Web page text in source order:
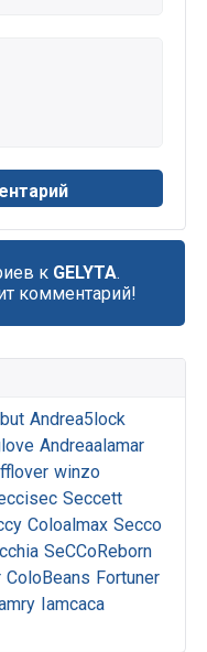
к GELYTA.
комментарий!
Andrea5lock
Andreaalamar
winzo
Seccett
Coloalmax Secco
SeCCoReborn
ColoBeans Fortuner
Iamcaca